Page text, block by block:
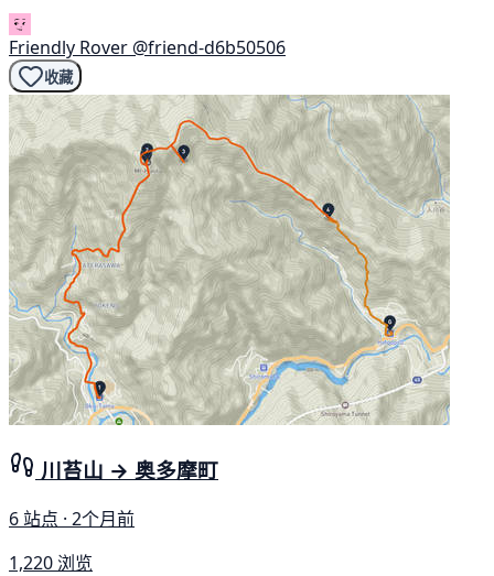
Friendly Rover @friend-d6b50506
收藏
川苔山 → 奥多摩町
6 站点 · 2个月前
1,220 浏览